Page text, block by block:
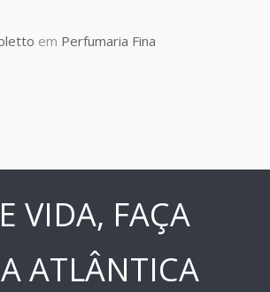
em Perfumaria Fina
VIDA, FAÇA
ATLÂNTICA